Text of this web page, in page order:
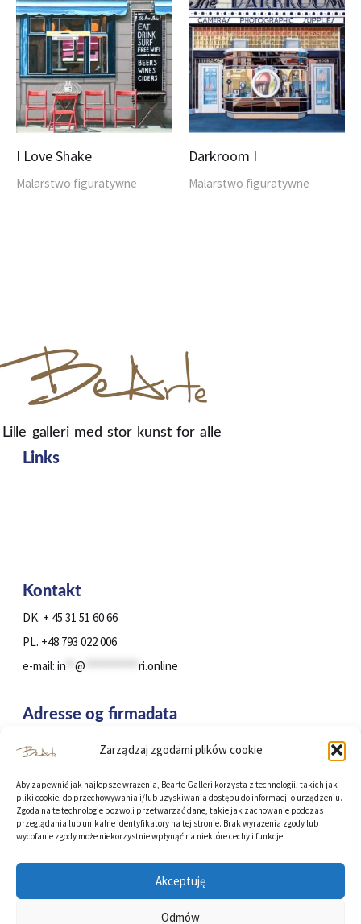
Zarządzaj zgodami plików cookie
Aby zapewnić jak najlepsze wrażenia, Bearte Galleri korzysta z technologii, takich jak
pliki cookie, do przechowywania i/lub uzyskiwania dostępu do informacji o urządzeniu.
Zgoda na te technologie pozwoli przetwarzać dane, takie jak zachowanie podczas
przeglądania lub unikalne identyfikatory na tej stronie. Brak wyrażenia zgody lub
wycofanie zgody może niekorzystnie wpłynąć na niektóre cechy i funkcje.
Akceptuję
Odmów
I Love Shake
Malarstwo figuratywne
Darkroom I
Malarstwo figuratywne
Lille galleri med stor kunst for alle
Links
Kontakt
DK. + 45 31 51 60 66
PL. +48 793 022 006
e-mail: in @ ri.online
Adresse og firmadata
Karlslunde, 2690, Danmark
BearteGallery
Konto
/ IBAN: DK 883 000 001 351 3996